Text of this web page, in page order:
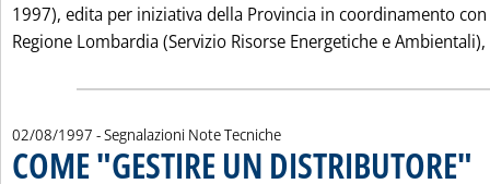
1997), edita per iniziativa della Provincia in coordinamento
Regione Lombardia (Servizio Risorse Energetiche e Ambientali),
02/08/1997 - Segnalazioni Note Tecniche
COME "GESTIRE UN DISTRIBUTORE"